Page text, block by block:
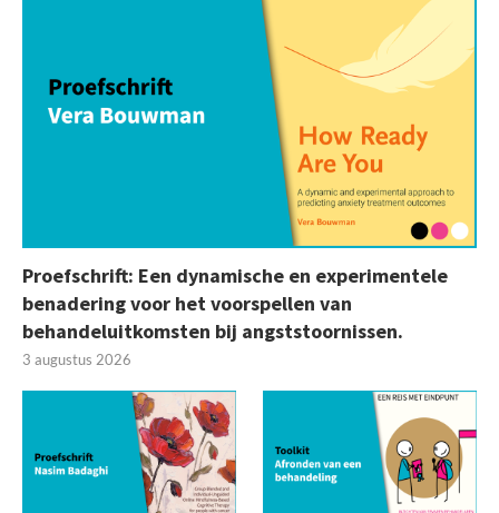
Proefschrift: Een dynamische en experimentele
benadering voor het voorspellen van
behandeluitkomsten bij angststoornissen.
3 augustus 2026